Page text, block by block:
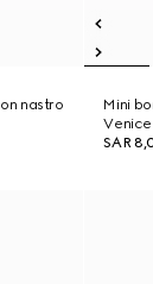
nastro
Mini
Venice
SAR